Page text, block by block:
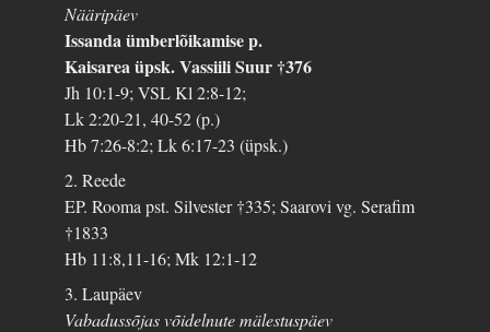
Nääripäev
Issanda ümberlõikamise p.
Kaisarea üpsk. Vassiili Suur †376
Jh 10:1-9; VSL Kl 2:8-12;
Lk 2:20-21, 40-52 (p.)
Hb 7:26-8:2; Lk 6:17-23 (üpsk.)
2. Reede
EP. Rooma pst. Silvester †335; Saarovi vg. Serafim
†1833
Hb 11:8,11-16; Mk 12:1-12
3. Laupäev
Vabadussõjas võidelnute mälestuspäev